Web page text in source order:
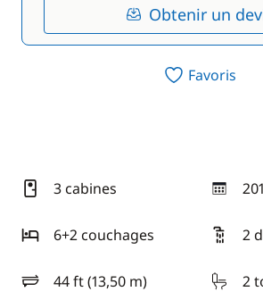
Obtenir un
Favoris
3 cabines
année
6+2 couchages
2
44 ft (13,50 m)
longueur 2